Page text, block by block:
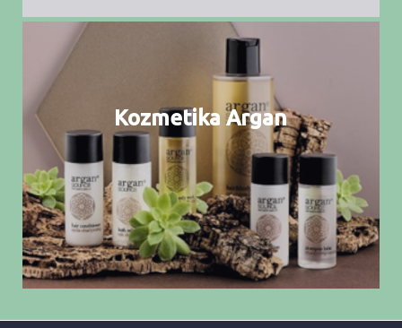
Kozmetika Argan